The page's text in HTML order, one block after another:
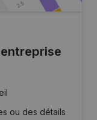
ou des détails